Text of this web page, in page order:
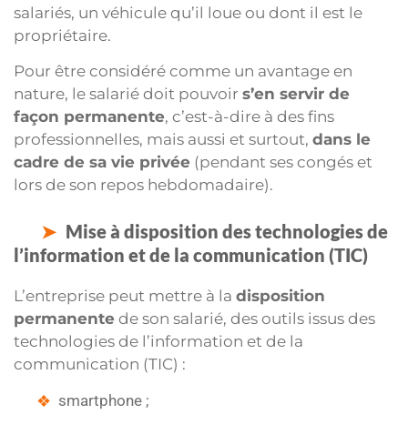
salariés, un véhicule qu’il loue ou dont il est le
propriétaire.
Pour être considéré comme un avantage en
nature, le salarié doit pouvoir s’en servir de
façon permanente, c’est-à-dire à des fins
professionnelles, mais aussi et surtout, dans le
cadre de sa vie privée (pendant ses congés et
lors de son repos hebdomadaire).
Mise à disposition des technologies de
l’information et de la communication (TIC)
L’entreprise peut mettre à la disposition
permanente de son salarié, des outils issus des
technologies de l’information et de la
communication (TIC) :
smartphone ;